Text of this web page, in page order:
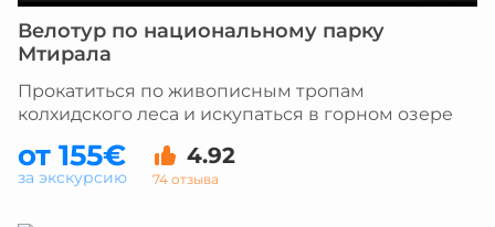
Велотур по национальному парку
Мтирала
Прокатиться по живописным тропам
колхидского леса и искупаться в горном озере
от 155€ 4.92
74 отзыва
за экскурсию